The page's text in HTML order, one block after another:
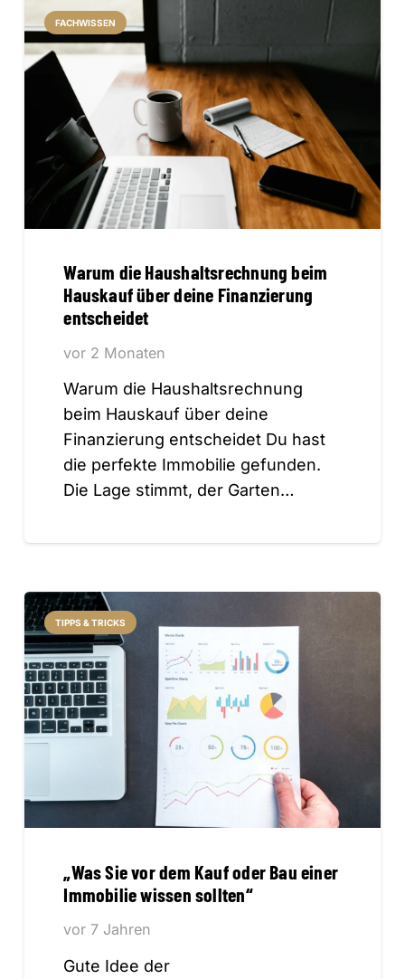
FACHWISSEN
Warum die Haushaltsrechnung beim
Hauskauf über deine Finanzierung
entscheidet
vor 2 Monaten
Warum die Haushaltsrechnung
beim Hauskauf über deine
Finanzierung entscheidet Du hast
die perfekte Immobilie gefunden.
Die Lage stimmt, der Garten…
TIPPS & TRICKS
„Was Sie vor dem Kauf oder Bau einer
Immobilie wissen sollten“
vor 7 Jahren
Gute Idee der